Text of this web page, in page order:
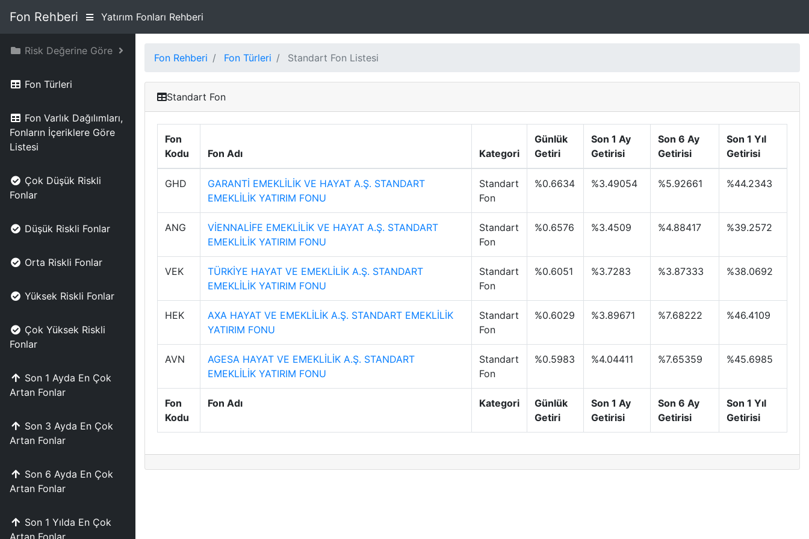
Fon Rehberi Yatırım Fonları Rehberi
Risk Değerine Göre
Fon Türleri
Fon Varlık Dağılımları,
Fonların İçeriklere Göre
Listesi
Çok Düşük Riskli
Fonlar
Düşük Riskli Fonlar
Orta Riskli Fonlar
Yüksek Riskli Fonlar
Çok Yüksek Riskli
Fonlar
Son 1 Ayda En Çok
Artan Fonlar
Son 3 Ayda En Çok
Artan Fonlar
Son 6 Ayda En Çok
Artan Fonlar
Son 1 Yılda En Çok
Artan Fonlar
Fon Rehberi Fon Türleri Standart Fon Listesi
Standart Fon
Fon
Kodu
Fon Adı Kategori
Günlük
Getiri
Son 1 Ay
Getirisi
Son 6 Ay
Getirisi
Son 1 Yıl
Getirisi
Fon
Kodu
Fon Adı Kategori
Günlük
Getiri
Son 1 Ay
Getirisi
Son 6 Ay
Getirisi
Son 1 Yıl
Getirisi
GHD
GARANTİ EMEKLİLİK VE HAYAT A.Ş. STANDART
EMEKLİLİK YATIRIM FONU
Standart
Fon
%0.6634 %3.49054 %5.92661 %44.2343
ANG
VİENNALİFE EMEKLİLİK VE HAYAT A.Ş. STANDART
EMEKLİLİK YATIRIM FONU
Standart
Fon
%0.6576 %3.4509 %4.88417 %39.2572
VEK
TÜRKİYE HAYAT VE EMEKLİLİK A.Ş. STANDART
EMEKLİLİK YATIRIM FONU
Standart
Fon
%0.6051 %3.7283 %3.87333 %38.0692
HEK
AXA HAYAT VE EMEKLİLİK A.Ş. STANDART EMEKLİLİK
YATIRIM FONU
Standart
Fon
%0.6029 %3.89671 %7.68222 %46.4109
AVN
AGESA HAYAT VE EMEKLİLİK A.Ş. STANDART
EMEKLİLİK YATIRIM FONU
Standart
Fon
%0.5983 %4.04411 %7.65359 %45.6985